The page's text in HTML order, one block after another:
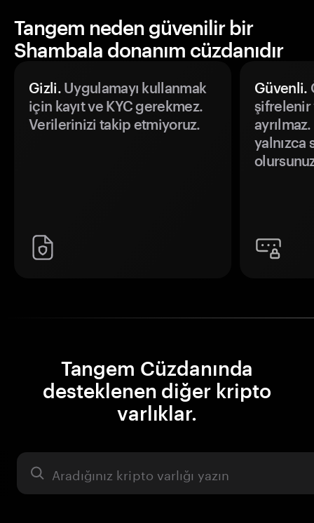
Tangem neden güvenilir bir
Shambala donanım cüzdanıdır
Gizli.Uygulamayı kullanmak
için kayıt ve KYC gerekmez.
Verilerinizi takip etmiyoruz.
Güvenli.
şifrelenir
yalnızca
Tangem Cüzdanında
desteklenen diğer kripto
varlıklar.
Varlık